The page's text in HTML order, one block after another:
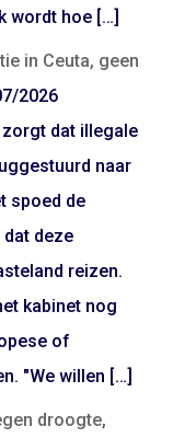
wordt hoe […]
in Ceuta, geen
2026
zorgt dat illegale
naar
spoed de
deze
reizen.
kabinet nog
of
"We willen […]
droogte,